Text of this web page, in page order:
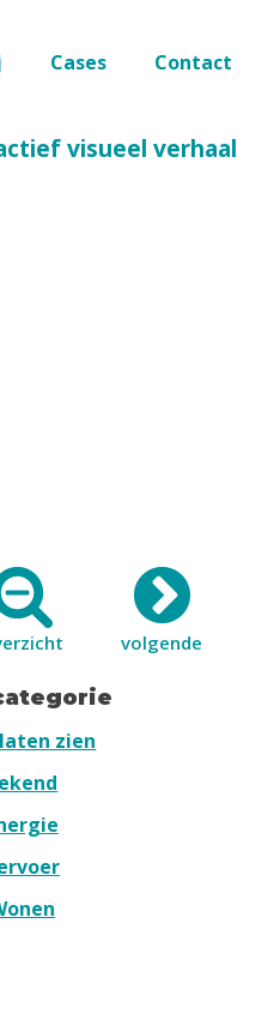
Cases Contact
visueel verhaal
volgende
zien